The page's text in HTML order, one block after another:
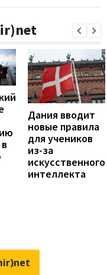
Дания вводит
новые правила
для учеников
из-за
искусственного
интеллекта